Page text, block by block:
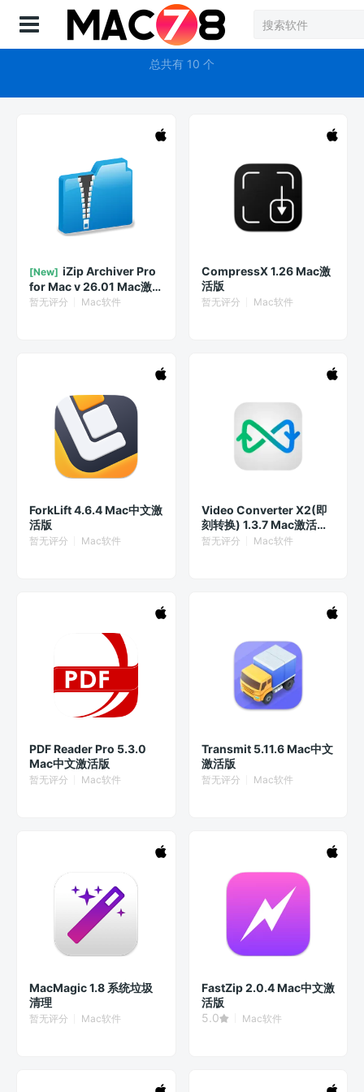
登录
文件压缩
总共有 10 个
[New] iZip Archiver Pro
for Mac v 26.01 Mac激
活版 解压缩软件
暂无评分 Mac软件
CompressX 1.26 Mac激
活版
暂无评分 Mac软件
ForkLift 4.6.4 Mac中文激
活版
暂无评分 Mac软件
Video Converter X2(即
刻转换) 1.3.7 Mac激活版
- 音视频格式转换软件
暂无评分 Mac软件
PDF Reader Pro 5.3.0
Mac中文激活版
暂无评分 Mac软件
Transmit 5.11.6 Mac中文
激活版
暂无评分 Mac软件
MacMagic 1.8 系统垃圾
清理
暂无评分 Mac软件
FastZip 2.0.4 Mac中文激
活版
5.0
Mac软件